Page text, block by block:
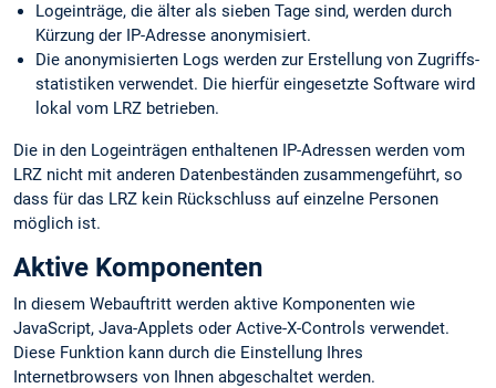
Logeinträge, die älter als sieben Tage sind, werden durch
Kürzung der IP-Adresse anonymisiert.
Die anonymisierten Logs werden zur Erstellung von Zugriffs­
statistiken verwendet. Die hierfür eingesetzte Software wird
lokal vom LRZ betrieben.
Die in den Logeinträgen enthaltenen IP-Adressen werden vom
LRZ nicht mit anderen Datenbeständen zusammengeführt, so
dass für das LRZ kein Rückschluss auf einzelne Personen
möglich ist.
Aktive Komponenten
In diesem Webauftritt werden aktive Komponenten wie
JavaScript, Java-Applets oder Active-X-Controls verwendet.
Diese Funktion kann durch die Einstellung Ihres
Internetbrowsers von Ihnen abgeschaltet werden.